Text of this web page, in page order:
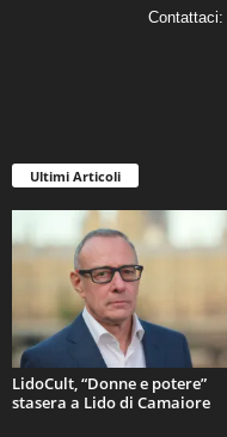
Contattaci:
Ultimi Articoli
LidoCult, “Donne e potere”
stasera a Lido di Camaiore